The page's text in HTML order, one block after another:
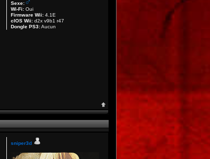
Sexe:
Wi-Fi: Oui
Firmware Wii: 4.1E
cIOS Wii: d2x v9b1 r47
Dongle PS3:Aucun
sniper3d